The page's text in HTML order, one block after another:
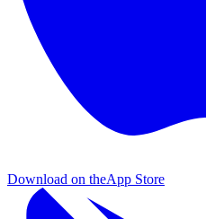
Download on theApp Store